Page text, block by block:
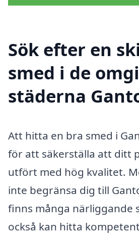
Sök efter en
smed i de
städerna
Att hitta en bra smed i
för att säkerställa att ditt
utfört med hög kvalitet.
inte begränsa dig till
finns många närliggande
också kan hitta